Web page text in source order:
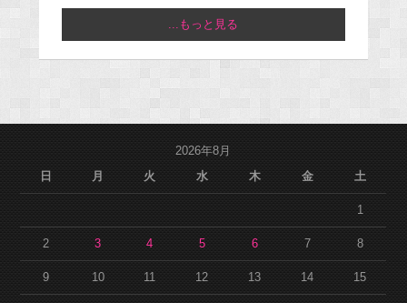
...もっと見る
2026年8月
日
月 火 水 木 金 土
1
2 3 4 5 6 7 8
9 10 11 12 13 14 15